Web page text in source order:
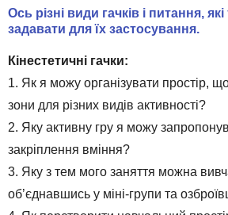
Ось різні види гачків і питання,
задавати для їх застосування.
Кінестетичні гачки:
1. Як я можу організувати простір,
зони для різних видів активності?
2. Яку активну гру я можу
закріплення вміння?
3. Яку з тем мого заняття можна
об’єднавшись у міні-групи та